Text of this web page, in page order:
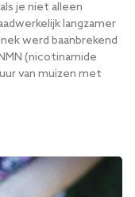
je niet alleen
langzamer
werd baanbrekend
(nicotinamide
van muizen met